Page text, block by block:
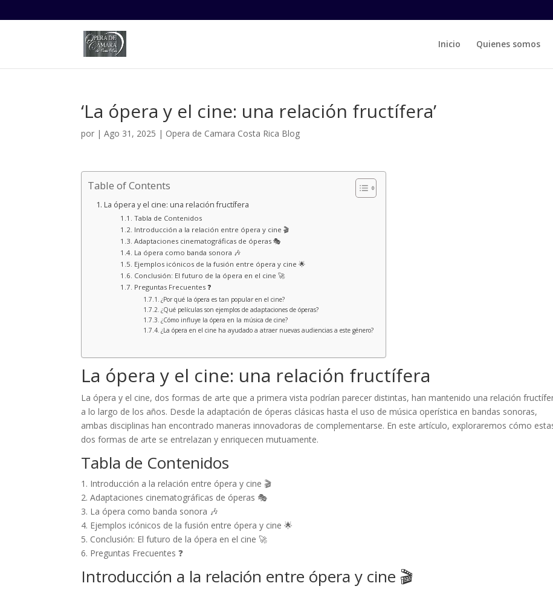
Inicio Quienes somos
‘La ópera y el cine: una relación fructífera’
por |Ago 31, 2025 | Opera de Camara Costa Rica Blog
Table of Contents
La ópera y el cine: una relación fructífera
Tabla de Contenidos
Introducción a la relación entre ópera y cine 🎬
Adaptaciones cinematográficas de óperas 🎭
La ópera como banda sonora 🎶
Ejemplos icónicos de la fusión entre ópera y cine 🌟
Conclusión: El futuro de la ópera en el cine 🚀
Preguntas Frecuentes ❓
¿Por qué la ópera es tan popular en el cine?
¿Qué películas son ejemplos de adaptaciones de óperas?
¿Cómo influye la ópera en la música de cine?
¿La ópera en el cine ha ayudado a atraer nuevas audiencias a este género?
La ópera y el cine: una relación fructífera
La ópera y el cine, dos formas de arte que a primera vista podrían parecer distintas, han mantenido una relación
a lo largo de los años. Desde la adaptación de óperas clásicas hasta el uso de música operística en bandas sonoras,
ambas disciplinas han encontrado maneras innovadoras de complementarse. En este artículo, exploraremos cómo
dos formas de arte se entrelazan y enriquecen mutuamente.
Tabla de Contenidos
1. Introducción a la relación entre ópera y cine 🎬
2. Adaptaciones cinematográficas de óperas 🎭
3. La ópera como banda sonora 🎶
4. Ejemplos icónicos de la fusión entre ópera y cine 🌟
5. Conclusión: El futuro de la ópera en el cine 🚀
6. Preguntas Frecuentes ❓
Introducción a la relación entre ópera y cine 🎬